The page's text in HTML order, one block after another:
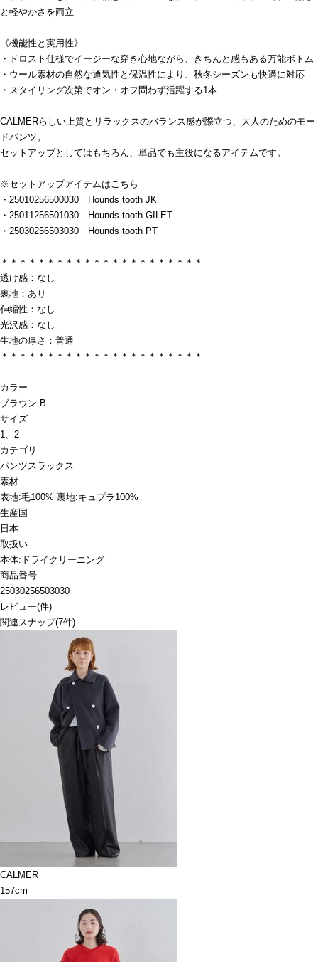
と軽やかさを両立
《機能性と実用性》
・ドロスト仕様でイージーな穿き心地ながら、きちんと感もある万能ボトム
・ウール素材の自然な通気性と保温性により、秋冬シーズンも快適に対応
・スタイリング次第でオン・オフ問わず活躍する1本
CALMERらしい上質とリラックスのバランス感が際立つ、大人のためのモー
ドパンツ。
セットアップとしてはもちろん、単品でも主役になるアイテムです。
※セットアップアイテムはこちら
・25010256500030 Hounds tooth JK
・25011256501030 Hounds tooth GILET
・25030256503030 Hounds tooth PT
＊＊＊＊＊＊＊＊＊＊＊＊＊＊＊＊＊＊＊＊＊＊
透け感：なし
裏地：あり
伸縮性：なし
光沢感：なし
生地の厚さ：普通
＊＊＊＊＊＊＊＊＊＊＊＊＊＊＊＊＊＊＊＊＊＊
カラー
ブラウン B
サイズ
1、2
カテゴリ
パンツスラックス
素材
表地:毛100% 裏地:キュプラ100%
生産国
日本
取扱い
本体:ドライクリーニング
商品番号
25030256503030
レビュー(件)
関連スナップ(7件)
CALMER
157cm